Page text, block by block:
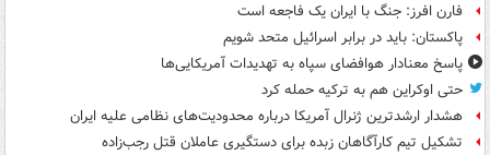
فارن افرز: جنگ با ایران یک فاجعه است
پاکستان: باید در برابر اسرائیل متحد شویم
پاسخ معنادار هوافضای سپاه به تهدیدات آمریکایی‌ها
حتی اوکراین هم به ترکیه حمله کرد
هشدار ارشدترین ژنرال آمریکا درباره محدودیت‌های نظامی علیه ایران
تشکیل تیم کارآگاهان زبده برای دستگیری عاملان قتل رجب‌زاده